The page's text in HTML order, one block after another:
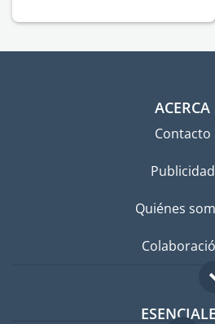
ACERCA
Contacto
Publicidad
Quiénes